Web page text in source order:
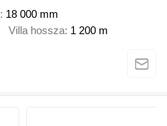
18 000 mm
Villa hossza 1 200 m